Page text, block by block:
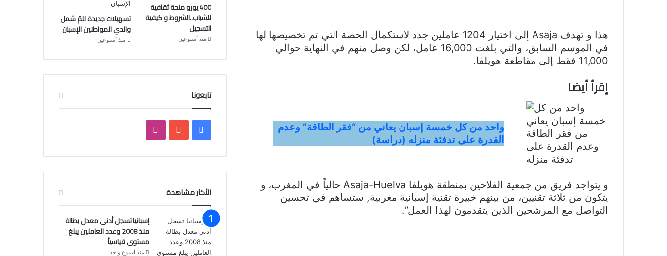
هذا و تهدف Asaja إلى اختيار 1204 عاملين جدد لاستكمال الحصة التي تم تخصيصها لها
في الموسم السابق، والتي بلغت 16,000 عامل، لكن وصل منهم في النهاية حوالي
11,000 فقط إلى مقاطعة هويلفا.
إقرأ أيضا
واحد من كل خمسة إسبان يعاني من “فقر الطاقة” وعدم
القدرة على تدفئة منزله (دراسة)
و يتواجد فريق من جمعية الفلاحين بمنطقة هويلفا Asaja-Huelva حالياً في المغرب، و
يتكون من ثلاثة تقنيين، من بينهم خبيرة تقنية إسبانية مغربية, ستساهم في تحسين
التواصل مع المرشحين الذين يتقدمون لهذا العمل”.
400 يورو منحة ثقافية
للشباب..الشروط و كيفية
التسجيل
منذ أسبوعين
تسهيلات جديدة للمّ شمل
والدي المواطنين الإسبان
منذ أسبوعين
تابعونا
فيسبوكيوتيوبانستقرام
الأكثر مشاهدة
إسبانيا تسجل أدنى معدل بطالة
منذ 2008 وعدد العاملين يبلغ
مستوى قياسياً
منذ أسبوع واحد